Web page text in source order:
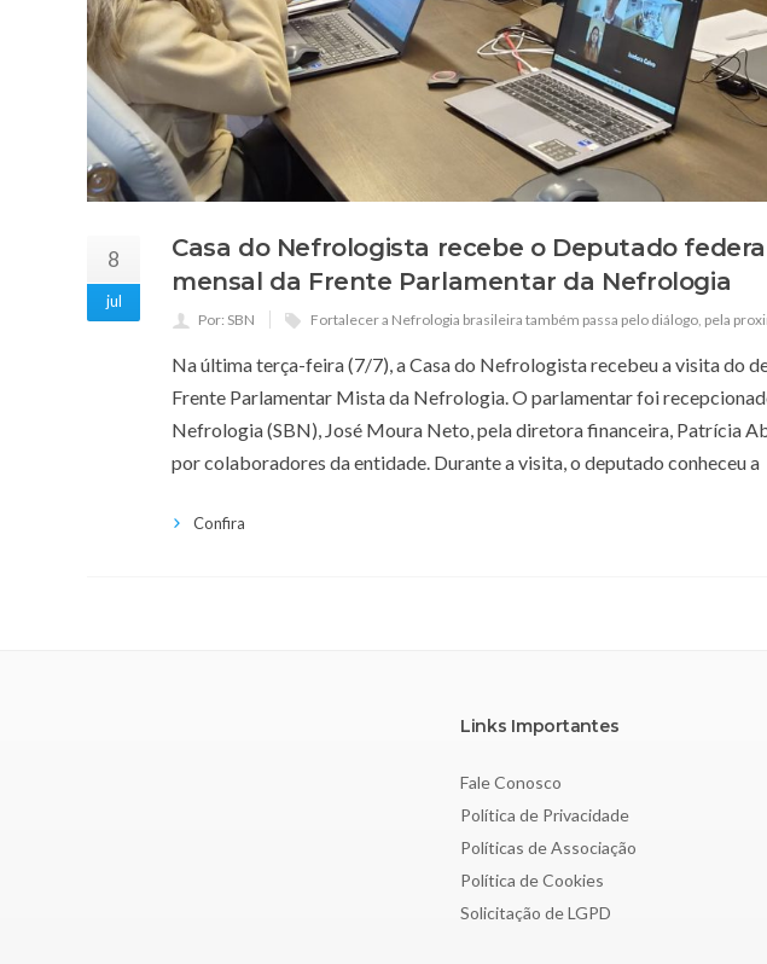
8
jul
Casa do Nefrologista recebe o Deputado
mensal da Frente Parlamentar da Nefrologia
Por: SBN Fortalecer a Nefrologia brasileira também passa pelo diálogo, pela
Na última terça-feira (7/7), a Casa do Nefrologista recebeu a visita do
Frente Parlamentar Mista da Nefrologia. O parlamentar foi
Nefrologia (SBN), José Moura Neto, pela diretora financeira, Patrícia
por colaboradores da entidade. Durante a visita, o deputado conheceu a
Confira
Links Importantes
Fale Conosco
Política de Privacidade
Políticas de Associação
Política de Cookies
Solicitação de LGPD